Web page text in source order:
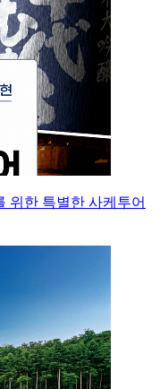
위한 특별한 사케투어